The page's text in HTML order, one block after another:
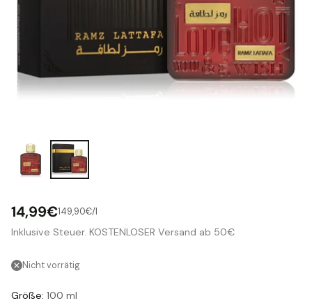
Normaler
14,99€Stückpreis
149,90€/
pro l
Inklusive Steuer. KOSTENLOSER Versand ab 50€
Nicht vorrätig
Größe: 100 ml